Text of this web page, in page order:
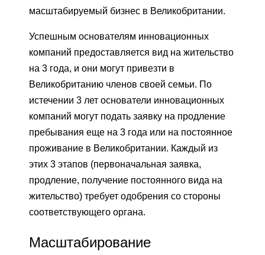
масштабируемый бизнес в Великобритании.
Успешным основателям инновационных
компаний предоставляется вид на жительство
на 3 года, и они могут привезти в
Великобританию членов своей семьи. По
истечении 3 лет основатели инновационных
компаний могут подать заявку на продление
пребывания еще на 3 года или на постоянное
проживание в Великобритании. Каждый из
этих 3 этапов (первоначальная заявка,
продление, получение постоянного вида на
жительство) требует одобрения со стороны
соответствующего органа.
Масштабирование